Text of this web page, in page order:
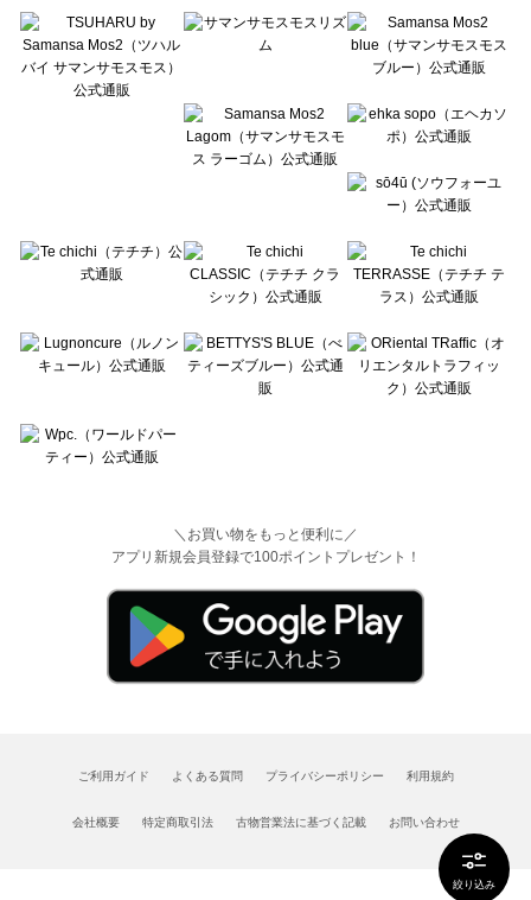
絞り込み
Lugnoncure（ルノンキュール）の一覧
BETTY'S BLUE（べティーズブルー）の一覧
Wpc.（ワールドパーティー）の一覧
＼お買い物をもっと便利に／
アプリ新規会員登録で100ポイントプレゼント！
ご利用ガイド よくある質問 プライバシーポリシー 利用規約
会社概要 特定商取引法 古物営業法に基づく記載 お問い合わせ